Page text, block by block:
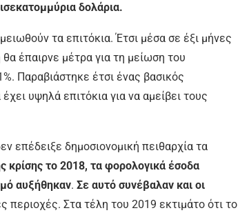
δολάρια.
τα επιτόκια. Έτσι μέσα σε έξι μήνες
έπαιρνε μέτρα για τη μείωση του
Παραβιάστηκε έτσι ένας βασικός
υψηλά επιτόκια για να αμείβει τους
επέδειξε δημοσιονομική πειθαρχία τα
κρίσης το 2018, τα φορολογικά έσοδα
αυξήθηκαν. Σε αυτό συνέβαλαν και οι
περιοχές. Στα τέλη του 2019 εκτιμάτο ότι το